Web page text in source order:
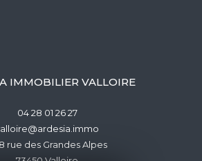
IMMOBILIER VALLOIRE
04 28 01 26 27
rue des Grandes Alpes